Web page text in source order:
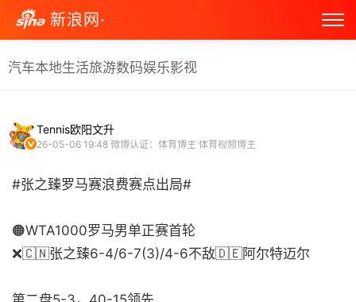
新浪网·
汽车本地生活旅游数码娱乐影视
Tennis欧阳文升
26-05-06 19:48 微博认证：体育博主 体育视频博主
#张之臻罗马赛浪费赛点出局#
🟠WTA1000罗马男单正赛首轮
❌🇨🇳张之臻6-4/6-7(3)/4-6不敌🇩🇪阿尔特迈尔